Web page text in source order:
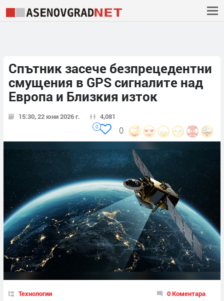
Спътник засече безпрецедентни
смущения в GPS сигналите над
Европа и Близкия изток
15:30, 22 юни 2026 г. 4,081
0
0
Технологии 0 Коментара